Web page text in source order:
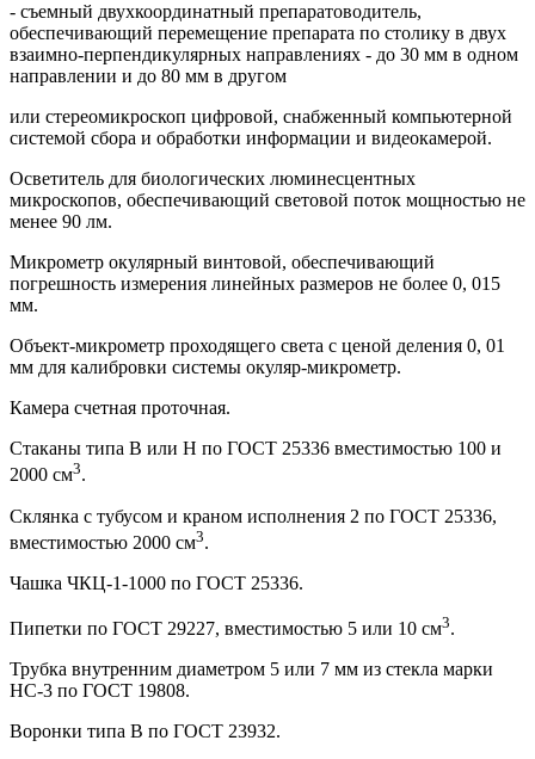
- съемный двухкоординатный препаратоводитель,
обеспечивающий перемещение препарата по столику в двух
взаимно-перпендикулярных направлениях - до 30 мм в одном
направлении и до 80 мм в другом
или стереомикроскоп цифровой, снабженный компьютерной
системой сбора и обработки информации и видеокамерой.
Осветитель для биологических люминесцентных
микроскопов, обеспечивающий световой поток мощностью не
менее 90 лм.
Микрометр окулярный винтовой, обеспечивающий
погрешность измерения линейных размеров не более 0, 015
мм.
Объект-микрометр проходящего света с ценой деления 0, 01
мм для калибровки системы окуляр-микрометр.
Камера счетная проточная.
Стаканы типа В или Н по ГОСТ 25336 вместимостью 100 и
2000 см3.
Склянка с тубусом и краном исполнения 2 по ГОСТ 25336,
вместимостью 2000 см3.
Чашка ЧКЦ-1-1000 по ГОСТ 25336.
Пипетки по ГОСТ 29227, вместимостью 5 или 10 см3.
Трубка внутренним диаметром 5 или 7 мм из стекла марки
НС-3 по ГОСТ 19808.
Воронки типа В по ГОСТ 23932.